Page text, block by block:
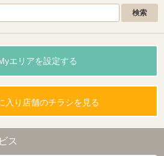
エリアを設定する
入り店舗のチラシを見る
ス